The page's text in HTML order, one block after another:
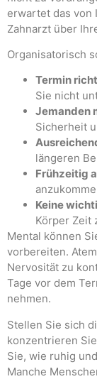
erwartet das von
Zahnarzt über
Organisatorisch
Termin
Sie nicht
Jemanden
Sicherheit
längeren
Frühzeitig
Keine
Körper Zeit
Mental können
vorbereiten.
Nervosität zu
Tage vor dem
nehmen.
Stellen Sie sich
konzentrieren
Sie, wie ruhig
Manche